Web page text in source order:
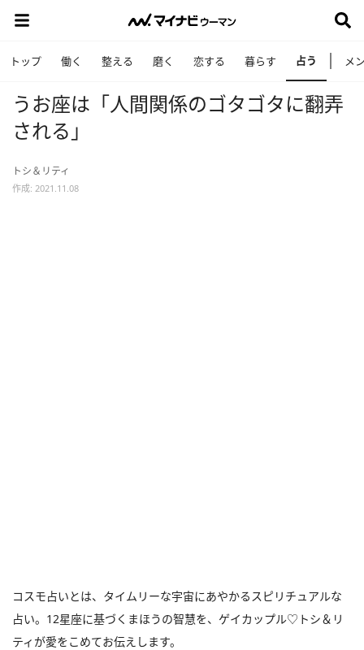
トップ 働く 整える 磨く 恋する 暮らす 占う メ
うお座は「人間関係のゴタゴタに翻弄
される」
トシ＆リティ
作成: 2021.11.08
コスモ占いとは、タイムリーな宇宙にあやかるスピリチュアルな
占い。12星座に基づくまほうの智慧を、ゲイカップル♡トシ＆リ
ティが愛をこめてお伝えします。